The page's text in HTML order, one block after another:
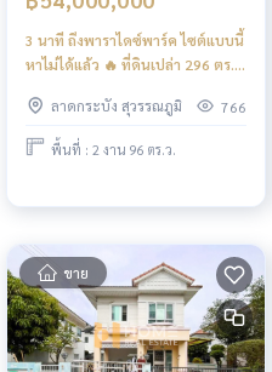
3 นาที ถึงพาราไดซ์พาร์ค ไซต์แบบนี้
หาไม่ได้แล้ว 🔥 ที่ดินเปล่า 296 ตร.ว.
sq.w. Srinakarin 55 / (SALE)
FON069
ลาดกระบัง สุวรรณภูมิ 766
พื้นที่ : 2 งาน 96 ตร.ว.
ขาย